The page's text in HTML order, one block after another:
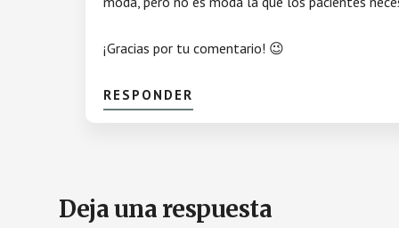
¡Gracias por tu comentario! 😉
RESPONDER
Deja una respuesta